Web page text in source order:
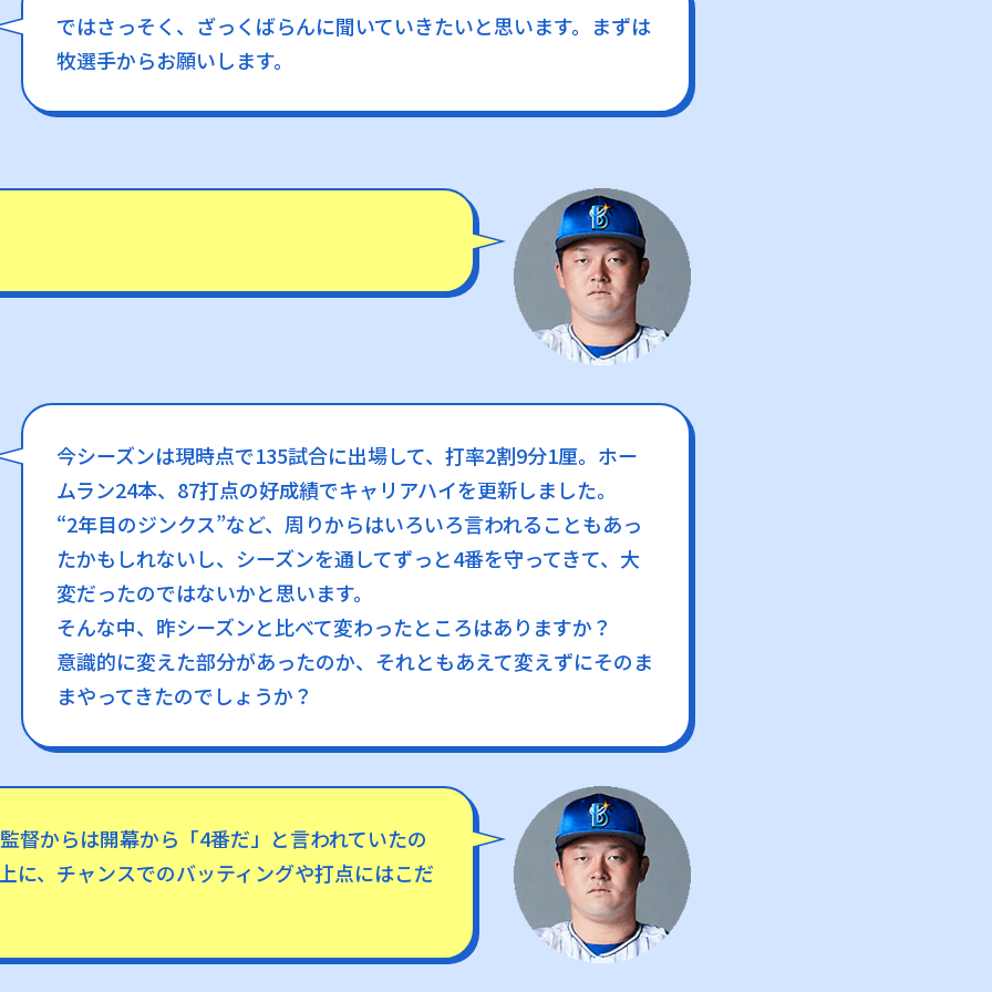
ではさっそく、ざっくばらんに聞いていきたいと思います。まずは
牧選手からお願いします。
今シーズンは現時点で135試合に出場して、打率2割9分1厘。ホー
ムラン24本、87打点の好成績でキャリアハイを更新しました。
“2年目のジンクス”など、周りからはいろいろ言われることもあっ
たかもしれないし、シーズンを通してずっと4番を守ってきて、大
変だったのではないかと思います。
そんな中、昨シーズンと比べて変わったところはありますか？
意識的に変えた部分があったのか、それともあえて変えずにそのま
まやってきたのでしょうか？
督からは開幕から「4番だ」と言われていたの
に、チャンスでのバッティングや打点にはこだ